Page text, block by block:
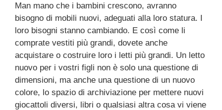
Man mano che i bambini crescono, avranno
bisogno di mobili nuovi, adeguati alla loro statura. I
loro bisogni stanno cambiando. E così come li
comprate vestiti più grandi, dovete anche
acquistare o costruire loro i letti più grandi. Un letto
nuovo per i vostri figli non è solo una questione di
dimensioni, ma anche una questione di un nuovo
colore, lo spazio di archiviazione per mettere nuovi
giocattoli diversi, libri o qualsiasi altra cosa vi viene